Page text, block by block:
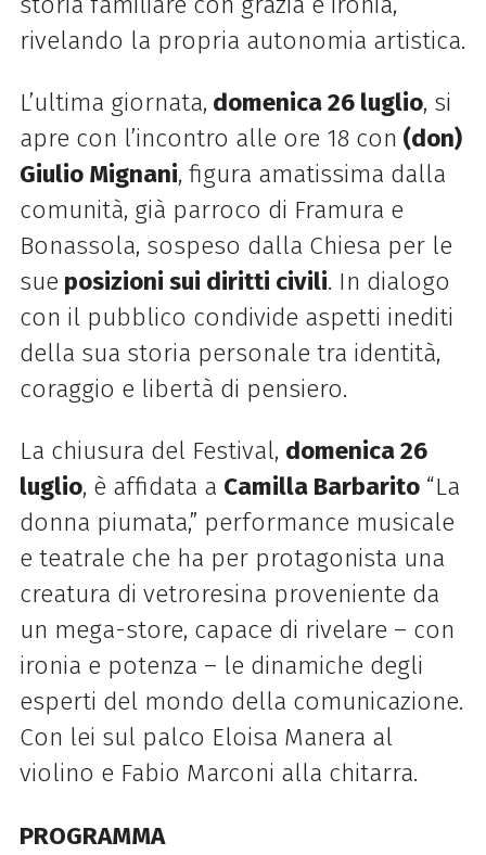
rivelando la propria autonomia artistica.
L’ultima giornata, domenica 26 luglio, si
apre con l’incontro alle ore 18 con (don)
Giulio Mignani, figura amatissima dalla
comunità, già parroco di Framura e
Bonassola, sospeso dalla Chiesa per le
sue posizioni sui diritti civili. In dialogo
con il pubblico condivide aspetti inediti
della sua storia personale tra identità,
coraggio e libertà di pensiero.
La chiusura del Festival, domenica 26
luglio, è affidata a Camilla Barbarito“La
donna piumata,” performance musicale
e teatrale che ha per protagonista una
creatura di vetroresina proveniente da
un mega-store, capace di rivelare – con
ironia e potenza – le dinamiche degli
esperti del mondo della comunicazione.
Con lei sul palco Eloisa Manera al
violino e Fabio Marconi alla chitarra.
PROGRAMMA